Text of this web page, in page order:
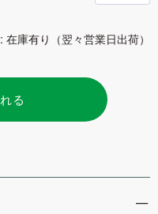
在庫有り（翌々営業日出荷）